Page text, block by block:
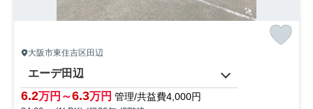
大阪市東住吉区田辺
エーデ田辺
6.2万円～6.3万円 管理/共益費4,000円